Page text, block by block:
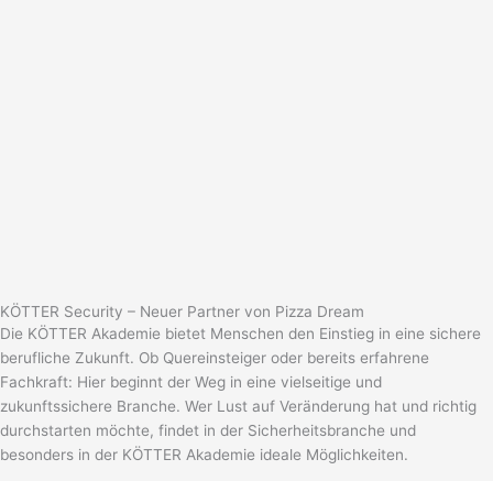
KÖTTER Security – Neuer Partner von Pizza Dream
Die KÖTTER Akademie bietet Menschen den Einstieg in eine sichere
berufliche Zukunft. Ob Quereinsteiger oder bereits erfahrene
Fachkraft: Hier beginnt der Weg in eine vielseitige und
zukunftssichere Branche. Wer Lust auf Veränderung hat und richtig
durchstarten möchte, findet in der Sicherheitsbranche und
besonders in der KÖTTER Akademie ideale Möglichkeiten.